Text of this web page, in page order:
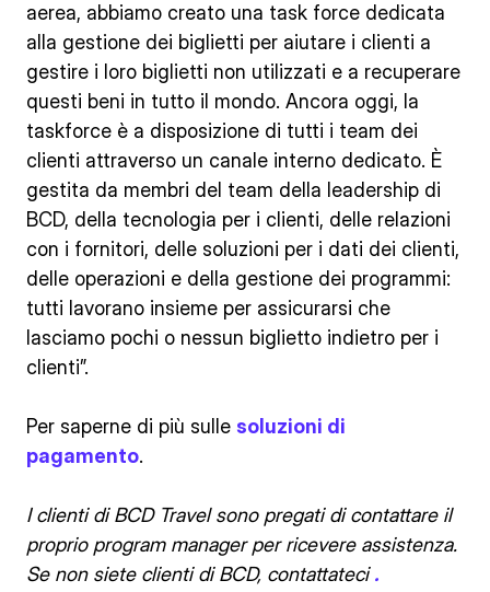
aerea, abbiamo creato una task force dedicata
alla gestione dei biglietti per aiutare i clienti a
gestire i loro biglietti non utilizzati e a recuperare
questi beni in tutto il mondo. Ancora oggi, la
taskforce è a disposizione di tutti i team dei
clienti attraverso un canale interno dedicato. È
gestita da membri del team della leadership di
BCD, della tecnologia per i clienti, delle relazioni
con i fornitori, delle soluzioni per i dati dei clienti,
delle operazioni e della gestione dei programmi:
tutti lavorano insieme per assicurarsi che
lasciamo pochi o nessun biglietto indietro per i
clienti”.
Per saperne di più sulle soluzioni di
pagamento.
I clienti di BCD Travel sono pregati di contattare il
proprio program manager per ricevere assistenza.
Se non siete clienti di BCD, contattateci.